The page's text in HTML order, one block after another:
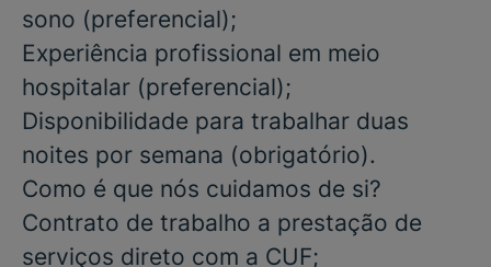
sono (preferencial);
Experiência profissional em meio
hospitalar (preferencial);
Disponibilidade para trabalhar duas
noites por semana (obrigatório).
Como é que nós cuidamos de si?
Contrato de trabalho a prestação de
serviços direto com a CUF;